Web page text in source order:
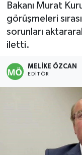
Bakanı Murat
görüşmeleri
sorunları
iletti.
MELIKE ÖZCAN
EDITÖR
Karabük
Devrek
Bolu
ÇEVRE
BİLİM VE